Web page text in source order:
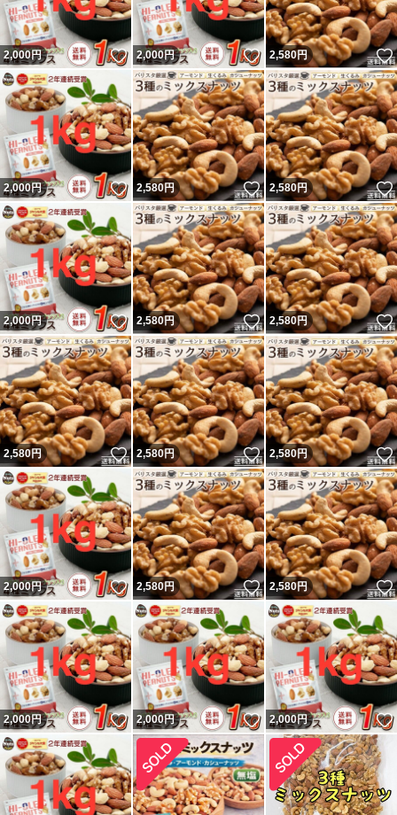
2,000円 いいね！
2,000円 いいね！
2,580円
2,000円 いいね！
2,580円 いいね！
2,580円
2,000円 いいね！
2,580円 いいね！
2,580円
2,580円 いいね！
2,580円 いいね！
2,580円
2,000円 いいね！
2,580円 いいね！
2,580円
2,000円 いいね！
2,000円 いいね！
2,000円